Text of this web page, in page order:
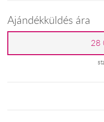
Ajándékküldés ára
28